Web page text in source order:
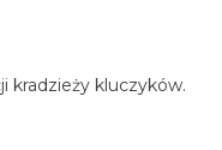
kradzieży kluczyków.